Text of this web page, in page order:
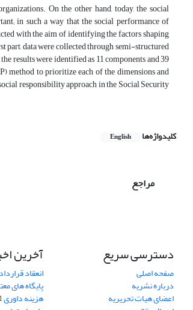
On the other hand, today, the social
in such a way that the social performance of
with the aim of identifying the factors shaping
part, data were collected through semi-structured
results were identified as 11 components and 39
method to prioritize each of the dimensions and
responsibility approach in the Social Security
کلیدواژه‌ها English
مراجع
دسترسی سریع
صفحه اصلی
درباره نشریه
اعضای هیات تحریریه
آخرین
انعقاد
پایگاه های
هزینه داوری